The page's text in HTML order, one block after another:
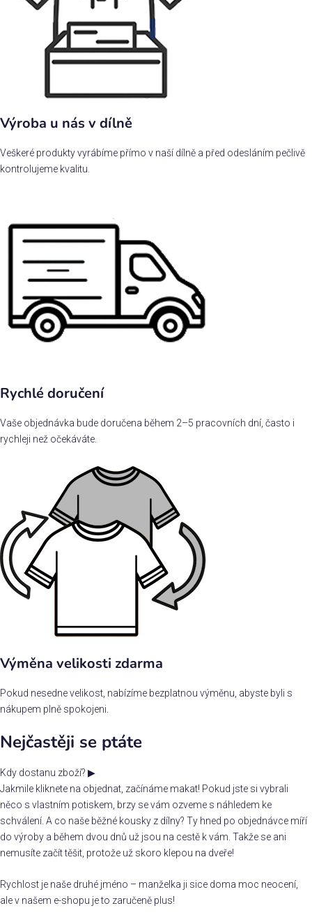
Výroba u nás v dílně
Veškeré produkty vyrábíme přímo v naší dílně a před odesláním pečlivě
kontrolujeme kvalitu.
Rychlé doručení
Vaše objednávka bude doručena během 2–5 pracovních dní, často i
rychleji než očekáváte.
Výměna velikosti zdarma
Pokud nesedne velikost, nabízíme bezplatnou výměnu, abyste byli s
nákupem plně spokojeni.
Nejčastěji se ptáte
Kdy dostanu zboží? ▶
Jakmile kliknete na objednat, začínáme makat! Pokud jste si vybrali
něco s vlastním potiskem, brzy se vám ozveme s náhledem ke
schválení. A co naše běžné kousky z dílny? Ty hned po objednávce míří
do výroby a během dvou dnů už jsou na cestě k vám. Takže se ani
nemusíte začít těšit, protože už skoro klepou na dveře!
Rychlost je naše druhé jméno – manželka ji sice doma moc neocení,
ale v našem e-shopu je to zaručeně plus!